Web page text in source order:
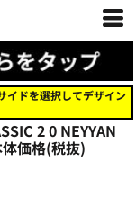
イドを選択してデザイン
2 0 NEYYAN
価格(税抜)